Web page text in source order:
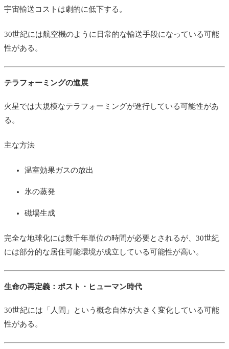
宇宙輸送コストは劇的に低下する。
30世紀には航空機のように日常的な輸送手段になっている可能
性がある。
テラフォーミングの進展
火星では大規模なテラフォーミングが進行している可能性があ
る。
主な方法
温室効果ガスの放出
氷の蒸発
磁場生成
完全な地球化には数千年単位の時間が必要とされるが、30世紀
には部分的な居住可能環境が成立している可能性が高い。
生命の再定義：ポスト・ヒューマン時代
30世紀には「人間」という概念自体が大きく変化している可能
性がある。